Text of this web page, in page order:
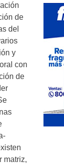
de
del
y
con
de
matriz,